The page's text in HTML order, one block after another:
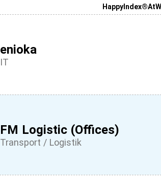
enioka
IT
FM Logistic (Offices)
Transport / Logistik